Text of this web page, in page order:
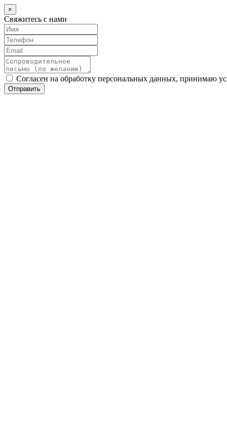
×
Свяжитесь с нами
Согласен на обработку персональных данных, принимаю
Отправить